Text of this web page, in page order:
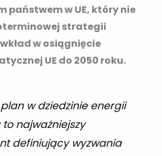
państwem w UE, który nie
strategii
w osiągnięcie
UE do 2050 roku.
w dziedzinie energii
najważniejszy
definiujący wyzwania